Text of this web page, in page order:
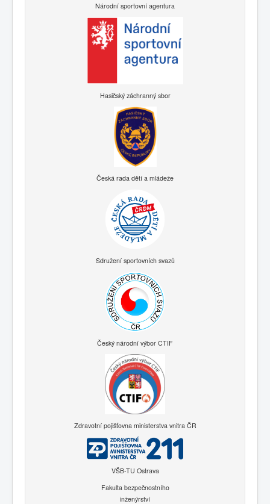
Národní sportovní agentura
Hasičský záchranný sbor
Česká rada dětí a mládeže
Sdružení sportovních svazů
Český národní výbor CTIF
Zdravotní pojišťovna ministerstva vnitra ČR
VŠB-TU Ostrava
Fakulta bezpečnostního
inženýrství